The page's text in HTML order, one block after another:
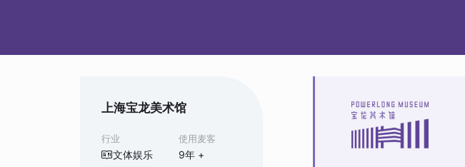
上海宝龙美术馆
行业
文体娱乐
使用麦客
9年 +